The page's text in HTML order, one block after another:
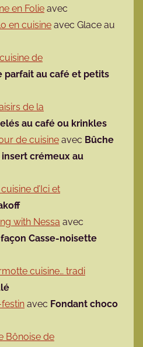
en Folie avec
en cuisine avec Glace au
de
parfait au café et petits
de la
au café ou krinkles
de cuisine avec Bûche
crémeux au
d’Ici et
with Nessa avec
Casse-noisette
cuisine… tradi
avec Fondant choco
Bônoise de